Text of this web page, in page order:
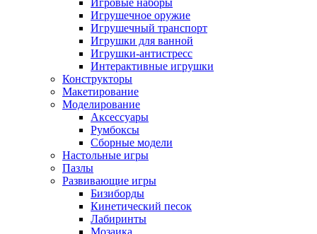
Игровые наборы
Игрушечное оружие
Игрушечный транспорт
Игрушки для ванной
Игрушки-антистресс
Интерактивные игрушки
Конструкторы
Макетирование
Моделирование
Аксессуары
Румбоксы
Сборные модели
Настольные игры
Пазлы
Развивающие игры
Бизиборды
Кинетический песок
Лабиринты
Мозаика